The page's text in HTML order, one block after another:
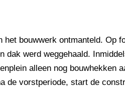
bouwwerk ontmanteld. Op
dak werd weggehaald.
alleen nog bouwhekken
de vorstperiode, start de